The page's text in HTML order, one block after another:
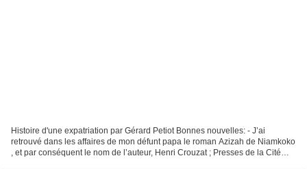
Histoire d'une expatriation par Gérard Petiot Bonnes nouvelles: - J’ai
retrouvé dans les affaires de mon défunt papa le roman Azizah de Niamkoko
, et par conséquent le nom de l’auteur, Henri Crouzat ; Presses de la Cité